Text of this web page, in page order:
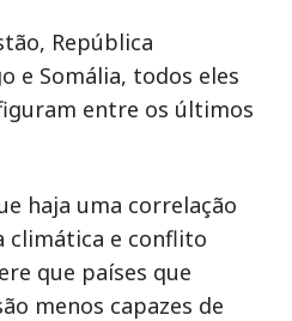
República
e Somália, todos eles
entre os últimos
haja uma correlação
climática e conflito
que países que
menos capazes de